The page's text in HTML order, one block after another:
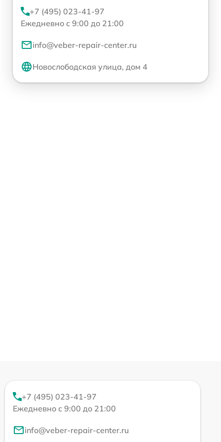
+7 (495) 023-41-97
Ежедневно с 9:00 до 21:00
info@veber-repair-center.ru
Новослободская улица, дом 4
+7 (495) 023-41-97
Ежедневно с 9:00 до 21:00
info@veber-repair-center.ru